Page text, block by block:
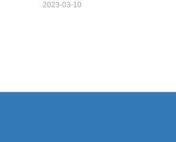
2023-03-10